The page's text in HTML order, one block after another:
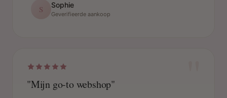
S Sophie
Geverifieerde aankoop
"Mijn go-to webshop"